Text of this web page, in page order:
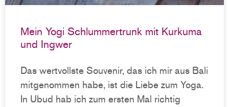
Mein Yogi Schlummertrunk mit Kurkuma
und Ingwer
Das wertvollste Souvenir, das ich mir aus Bali
mitgenommen habe, ist die Liebe zum Yoga.
In Ubud hab ich zum ersten Mal richtig